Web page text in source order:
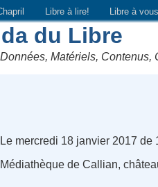
Libre à lire! Libre à
du Libre
Matériels, Contenus,
Le mercredi 18 janvier 2017 de
Médiathèque de Callian,